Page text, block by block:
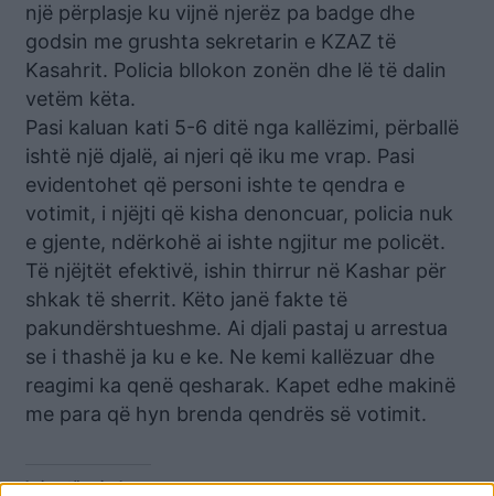
një përplasje ku vijnë njerëz pa badge dhe
godsin me grushta sekretarin e KZAZ të
Kasahrit. Policia bllokon zonën dhe lë të dalin
vetëm këta.
Pasi kaluan kati 5-6 ditë nga kallëzimi, përballë
ishtë një djalë, ai njeri që iku me vrap. Pasi
evidentohet që personi ishte te qendra e
votimit, i njëjti që kisha denoncuar, policia nuk
e gjente, ndërkohë ai ishte ngjitur me policët.
Të njëjtët efektivë, ishin thirrur në Kashar për
shkak të sherrit. Këto janë fakte të
pakundërshtueshme. Ai djali pastaj u arrestua
se i thashë ja ku e ke. Ne kemi kallëzuar dhe
reagimi ka qenë qesharak. Kapet edhe makinë
me para që hyn brenda qendrës së votimit.
Lajme të ngjashme: